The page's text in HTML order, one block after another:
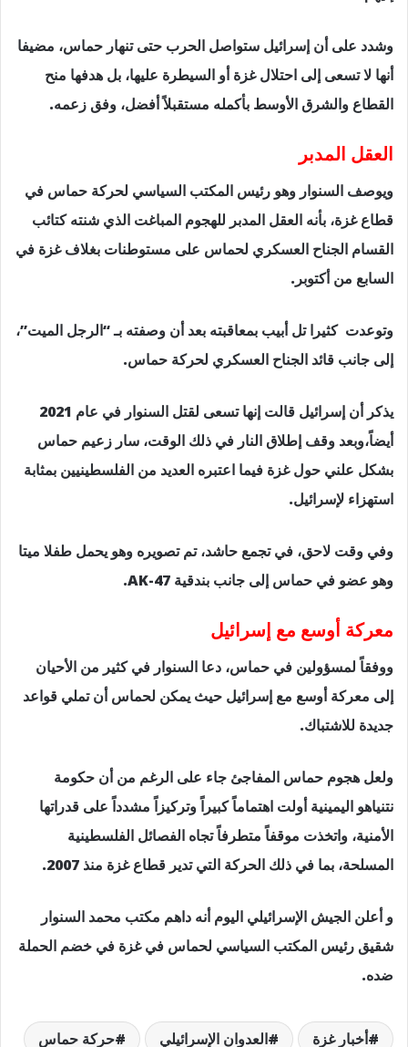
وشدد على أن إسرائيل ستواصل الحرب حتى تنهار حماس، مضيفا
أنها لا تسعى إلى احتلال غزة أو السيطرة عليها، بل هدفها منح
القطاع والشرق الأوسط بأكمله مستقبلاً أفضل، وفق زعمه.
العقل المدبر
ويوصف السنوار وهو رئيس المكتب السياسي لحركة حماس في
قطاع غزة، بأنه العقل المدبر للهجوم المباغت الذي شنته كتائب
القسام الجناح العسكري لحماس على مستوطنات بغلاف غزة في
السابع من أكتوبر.
وتوعدت كثيرا تل أبيب بمعاقبته بعد أن وصفته بـ “الرجل الميت”،
إلى جانب قائد الجناح العسكري لحركة حماس.
يذكر أن إسرائيل قالت إنها تسعى لقتل السنوار في عام 2021
أيضاً،وبعد وقف إطلاق النار في ذلك الوقت، سار زعيم حماس
بشكل علني حول غزة فيما اعتبره العديد من الفلسطينيين بمثابة
استهزاء لإسرائيل.
وفي وقت لاحق، في تجمع حاشد، تم تصويره وهو يحمل طفلا ميتا
وهو عضو في حماس إلى جانب بندقية AK-47.
معركة أوسع مع إسرائيل
ووفقاً لمسؤولين في حماس، دعا السنوار في كثير من الأحيان
إلى معركة أوسع مع إسرائيل حيث يمكن لحماس أن تملي قواعد
جديدة للاشتباك.
ولعل هجوم حماس المفاجئ جاء على الرغم من أن حكومة
نتنياهو اليمينية أولت اهتماماً كبيراً وتركيزاً مشدداً على قدراتها
الأمنية، واتخذت موقفاً متطرفاً تجاه الفصائل الفلسطينية
المسلحة، بما في ذلك الحركة التي تدير قطاع غزة منذ 2007.
و أعلن الجيش الإسرائيلي اليوم أنه داهم مكتب محمد السنوار
شقيق رئيس المكتب السياسي لحماس في غزة في خضم الحملة
ضده.
أخبار غزة العدوان الإسرائيلي حركة حماس